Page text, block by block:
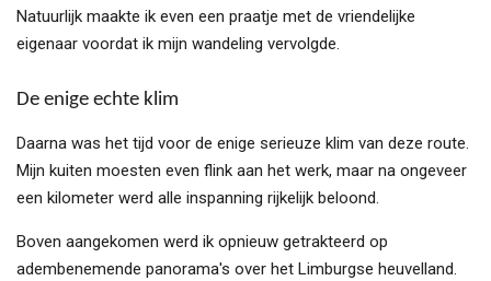
Natuurlijk maakte ik even een praatje met de vriendelijke
eigenaar voordat ik mijn wandeling vervolgde.
De enige echte klim
Daarna was het tijd voor de enige serieuze klim van deze route.
Mijn kuiten moesten even flink aan het werk, maar na ongeveer
een kilometer werd alle inspanning rijkelijk beloond.
Boven aangekomen werd ik opnieuw getrakteerd op
adembenemende panorama's over het Limburgse heuvelland.